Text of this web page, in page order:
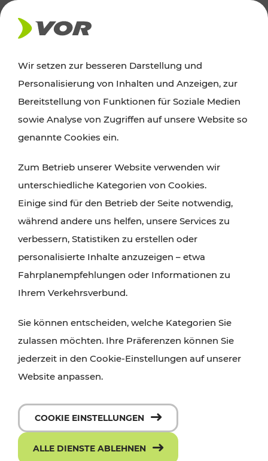
AKTUELLES
Ausflugstipps
Wien, Niederösterreich und das Burgenland
Wanderungen, Kultur und Gastronomie,
Radtouren oder purer Naturgenuss – viele
Attraktionen sind mit den Ticket- und Fahrplan-
Angeboten des VOR gut und schnell erreichbar.
Wir setzen zur besseren Darstellung und
Personalisierung von Inhalten und Anzeigen, zur
Bereitstellung von Funktionen für Soziale Medien
sowie Analyse von Zugriffen auf unsere Website so
genannte Cookies ein.
Zum Betrieb unserer Website verwenden wir
unterschiedliche Kategorien von Cookies.
Einige sind für den Betrieb der Seite notwendig,
während andere uns helfen, unsere Services zu
verbessern, Statistiken zu erstellen oder
personalisierte Inhalte anzuzeigen – etwa
Fahrplanempfehlungen oder Informationen zu
Ihrem Verkehrsverbund.
Sie können entscheiden, welche Kategorien Sie
zulassen möchten. Ihre Präferenzen können Sie
jederzeit in den Cookie-Einstellungen auf unserer
Website anpassen.
COOKIE EINSTELLUNGEN
ALLE DIENSTE ABLEHNEN